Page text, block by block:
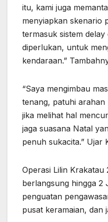
itu, kami juga
menyiapkan skenario
termasuk sistem delay
diperlukan, untuk
kendaraan.”
“Saya mengimbau
tenang, patuhi
jika melihat hal
jaga suasana Natal
penuh sukacita.” Ujar
Operasi Lilin Krakatau
berlangsung hingga 2
penguatan
pusat keramaian, dan